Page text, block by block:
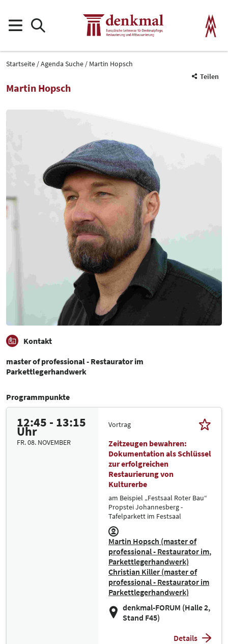
Startseite Agenda Suche
Martin Hopsch
Teilen
Martin Hopsch
Kontakt
master of professional - Restaurator im
Parkettlegerhandwerk
Programmpunkte
12:45 - 13:15
Uhr
FR. 08. NOVEMBER
Vortrag
Zeitzeugen bewahren:
Dokumentation als Schlüssel
zur erfolgreichen
Restaurierung von
Kulturerbe
am Beispiel „Festsaal Roter Bau“
Propstei Johannesberg -
Tafelparkett im Festsaal
Martin Hopsch (master of
professional - Restaurator im
Parkettlegerhandwerk)
Christian Killer (master of
professional - Restaurator im
Parkettlegerhandwerk)
denkmal-FORUM (Halle 2,
Stand F45)
Details